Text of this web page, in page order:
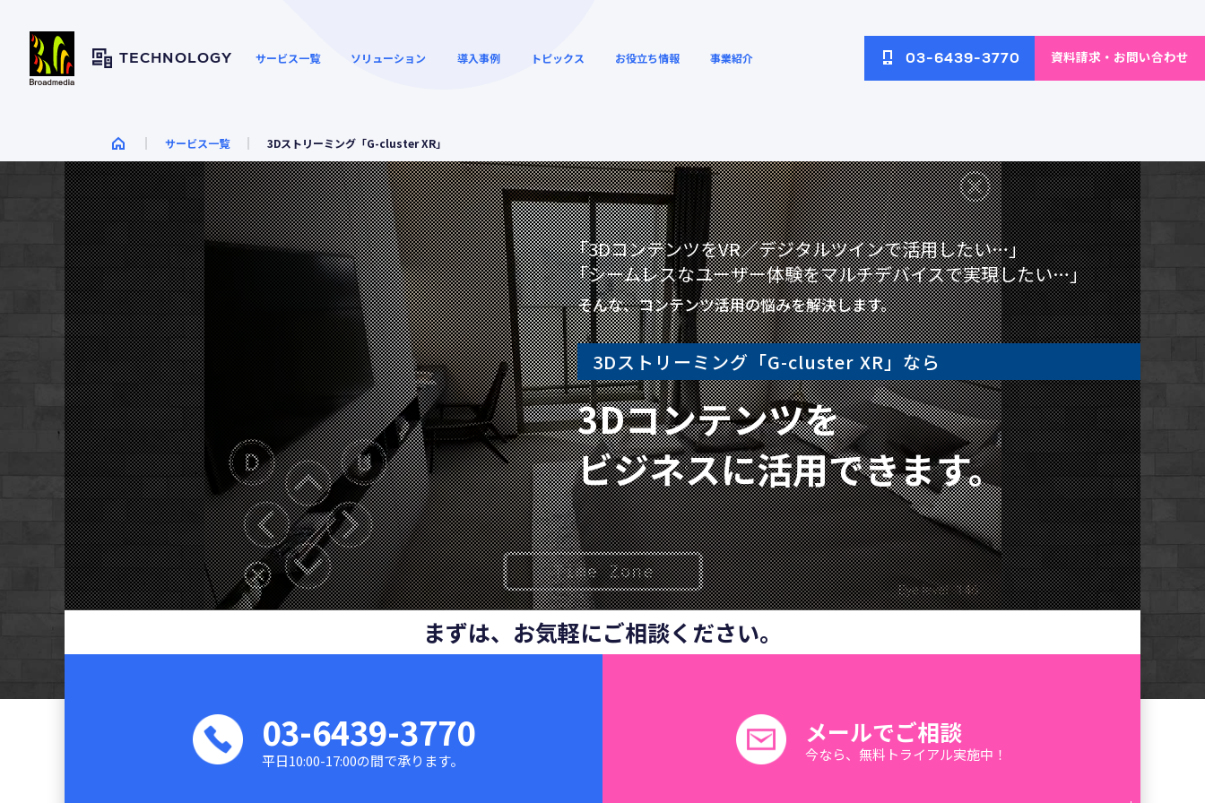
TECHNOLOGY サービス一覧
配信・CDN セキュリティー グローバル SD-WAN ECサイト向けAIソリューション
ネットワーク・Wi-Fi構築 CMオンライン デジタルシネマ 3Dストリーミング
開発 SDDのサービス一覧 DIVXのサービス一覧
ソリューション
ウェブサイトの高速化とセ
キュリティー向上
リモートワークの高速化と
セキュリティー向上
クラウドサービスへのアク
セス高速化
ネットワーク・無線LAN環
境の構築と改善
映像や大容量ファイルの配
信
デジタルシネマ・映画館向
けの運用効率化
クラウドゲームの配信ソリ
ューション
AI画像解析によるECサイト
の運営効率化
導入事例 トピックス お役立ち情報
資料ダウンロード 解説動画 ウェビナーアーカイブ ブログ
事業紹介 03-6439-3770 資料請求・お問い合わせ
サービス一覧 3Dストリーミング「G-cluster XR」
「3DコンテンツをVR／デジタルツインで活用したい…」
「シームレスなユーザー体験をマルチデバイスで実現したい…」
そんな、コンテンツ活用の悩みを解決します。
3Dストリーミング「G-cluster XR」なら
3Dコンテンツを
ビジネスに活用できます。
まずは、お気軽にご相談ください。
03-6439-3770
平日10:00-17:00の間で承ります。
メールでご相談
今なら、無料トライアル実施中！